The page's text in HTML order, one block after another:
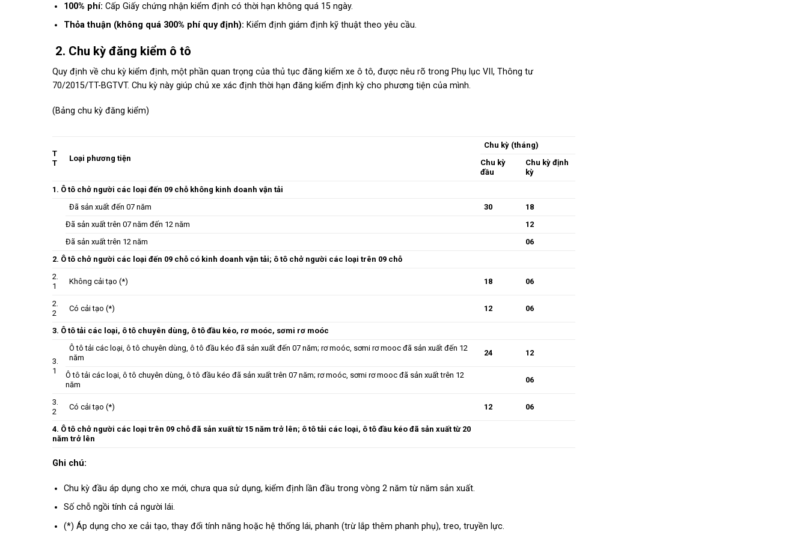
100% phí: Cấp Giấy chứng nhận kiểm định có thời hạn không quá 15 ngày.
Thỏa thuận (không quá 300% phí quy định): Kiểm định giám định kỹ thuật theo yêu cầu.
2. Chu kỳ đăng kiểm ô tô
Quy định về chu kỳ kiểm định, một phần quan trọng của thủ tục đăng kiểm xe ô tô, được nêu rõ trong Phụ lục VII, Thông tư
70/2015/TT-BGTVT. Chu kỳ này giúp chủ xe xác định thời hạn đăng kiểm định kỳ cho phương tiện của mình.
(Bảng chu kỳ đăng kiểm)
T
T
Loại phương tiện
Chu kỳ (tháng)
Chu kỳ
đầu
Chu kỳ định
kỳ
1. Ô tô chở người các loại đến 09 chỗ không kinh doanh vận tải
Đã sản xuất đến 07 năm
30
18
Đã sản xuất trên 07 năm đến 12 năm
12
Đã sản xuất trên 12 năm
06
2. Ô tô chở người các loại đến 09 chỗ có kinh doanh vận tải; ô tô chở người các loại trên 09 chỗ
2.
1
Không cải tạo (*) 18 06
2.
2
Có cải tạo (*) 12 06
3. Ô tô tải các loại, ô tô chuyên dùng, ô tô đầu kéo, rơ moóc, sơmi rơ moóc
3.
1
Ô tô tải các loại, ô tô chuyên dùng, ô tô đầu kéo đã sản xuất đến 07 năm; rơ moóc, sơmi rơ mooc đã sản xuất đến 12
năm
24 12
Ô tô tải các loại, ô tô chuyên dùng, ô tô đầu kéo đã sản xuất trên 07 năm; rơ moóc, sơmi rơ mooc đã sản xuất trên 12
năm
06
3.
2
Có cải tạo (*) 12 06
4. Ô tô chở người các loại trên 09 chỗ đã sản xuất từ 15 năm trở lên; ô tô tải các loại, ô tô đầu kéo đã sản xuất từ 20
năm trở lên
Ghi chú:
Chu kỳ đầu áp dụng cho xe mới, chưa qua sử dụng, kiểm định lần đầu trong vòng 2 năm từ năm sản xuất.
Số chỗ ngồi tính cả người lái.
(*) Áp dụng cho xe cải tạo, thay đổi tính năng hoặc hệ thống lái, phanh (trừ lắp thêm phanh phụ), treo, truyền lực.